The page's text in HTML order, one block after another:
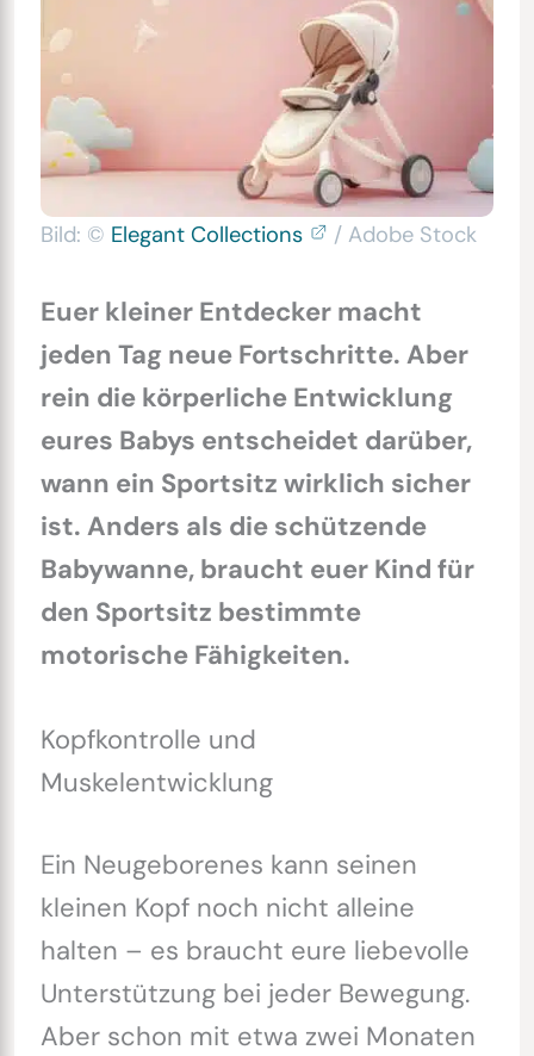
Bild: © Elegant Collections / Adobe Stock
Euer kleiner Entdecker macht
jeden Tag neue Fortschritte. Aber
rein die körperliche Entwicklung
eures Babys entscheidet darüber,
wann ein Sportsitz wirklich sicher
ist. Anders als die schützende
Babywanne, braucht euer Kind für
den Sportsitz bestimmte
motorische Fähigkeiten.
Kopfkontrolle und
Muskelentwicklung
Ein Neugeborenes kann seinen
kleinen Kopf noch nicht alleine
halten – es braucht eure liebevolle
Unterstützung bei jeder Bewegung.
Aber schon mit etwa zwei Monaten